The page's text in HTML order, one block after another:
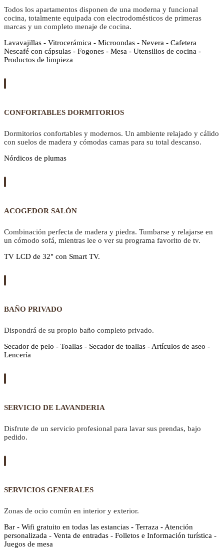
Todos los apartamentos disponen de una moderna y funcional
cocina, totalmente equipada con electrodomésticos de primeras
marcas y un completo menaje de cocina.
Lavavajillas - Vitrocerámica - Microondas - Nevera - Cafetera
Nescafé con cápsulas - Fogones - Mesa - Utensilios de cocina -
Productos de limpieza
CONFORTABLES DORMITORIOS
Dormitorios confortables y modernos. Un ambiente relajado y cálido
con suelos de madera y cómodas camas para su total descanso.
Nórdicos de plumas
ACOGEDOR SALÓN
Combinación perfecta de madera y piedra. Tumbarse y relajarse en
un cómodo sofá, mientras lee o ver su programa favorito de tv.
TV LCD de 32" con Smart TV.
BAÑO PRIVADO
Dispondrá de su propio baño completo privado.
Secador de pelo - Toallas - Secador de toallas - Artículos de aseo -
Lencería
SERVICIO DE LAVANDERIA
Disfrute de un servicio profesional para lavar sus prendas, bajo
pedido.
SERVICIOS GENERALES
Zonas de ocio común en interior y exterior.
Bar - Wifi gratuito en todas las estancias - Terraza - Atención
personalizada - Venta de entradas - Folletos e Información turística -
Juegos de mesa